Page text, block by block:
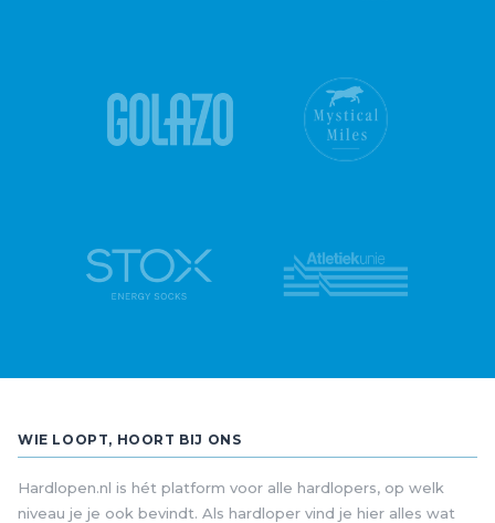
WIE LOOPT, HOORT BIJ ONS
Hardlopen.nl is hét platform voor alle hardlopers, op welk
niveau je je ook bevindt. Als hardloper vind je hier alles wat